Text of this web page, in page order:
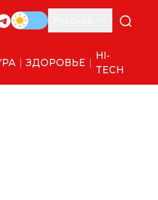
ЗДОРОВЬЕ
HI-
TECH